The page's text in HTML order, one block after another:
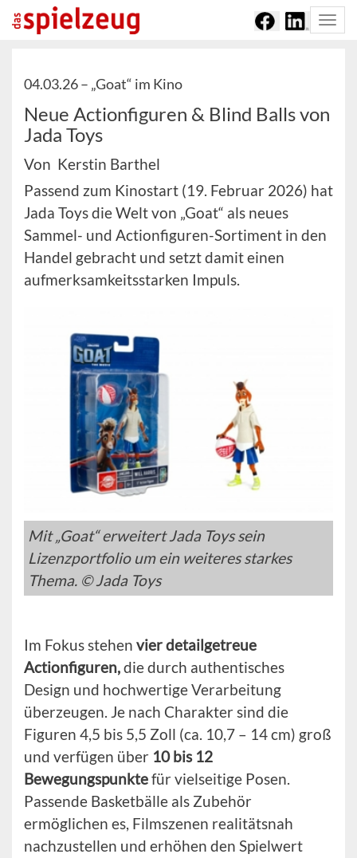
04.03.26 – „Goat“ im Kino
Neue Actionfiguren & Blind Balls von
Jada Toys
Von Kerstin Barthel
Passend zum Kinostart (19. Februar 2026) hat
Jada Toys die Welt von „Goat“ als neues
Sammel- und Actionfiguren-Sortiment in den
Handel gebracht und setzt damit einen
aufmerksamkeitsstarken Impuls.
Mit „Goat“ erweitert Jada Toys sein
Lizenzportfolio um ein weiteres starkes
Thema. © Jada Toys
Im Fokus stehen vier detailgetreue
Actionfiguren,die durch authentisches
Design und hochwertige Verarbeitung
überzeugen. Je nach Charakter sind die
Figuren 4,5 bis 5,5 Zoll (ca. 10,7 – 14 cm) groß
und verfügen über 10 bis 12
Bewegungspunktefür vielseitige Posen.
Passende Basketbälle als Zubehör
ermöglichen es, Filmszenen realitätsnah
nachzustellen und erhöhen den Spielwert